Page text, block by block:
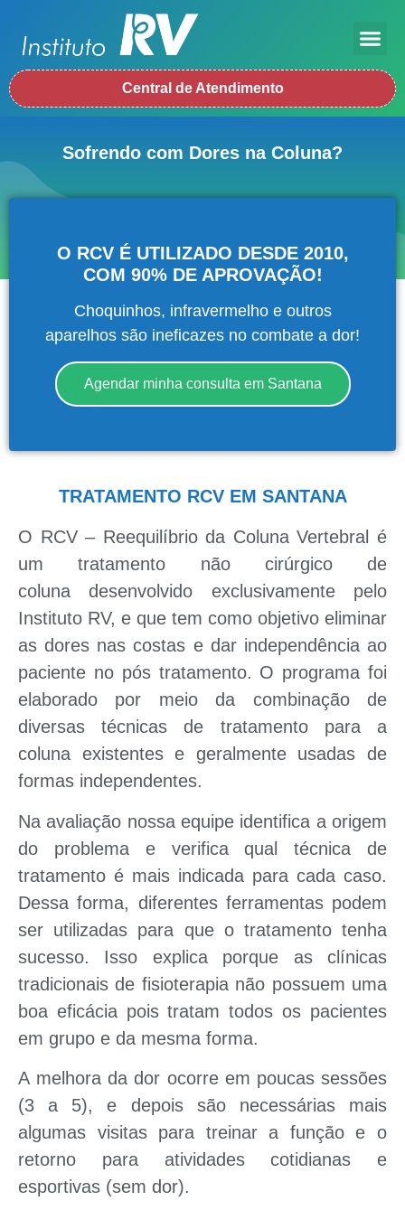
Central de Atendimento
Sofrendo com Dores na Coluna?
O RCV É UTILIZADO DESDE 2010,
COM 90% DE APROVAÇÃO!
Choquinhos, infravermelho e outros
aparelhos são ineficazes no combate a dor!
Agendar minha consulta em Santana
TRATAMENTO RCV EM SANTANA
O RCV – Reequilíbrio da Coluna Vertebral é
umtratamento não cirúrgico de
coluna desenvolvido exclusivamente pelo
Instituto RV, e que tem como objetivo eliminar
asdores nas costas e dar independência ao
paciente no pós tratamento. O programa foi
elaborado por meio da combinação de
diversas técnicas de tratamento para a
coluna existentes e geralmente usadas de
formas independentes.
Na avaliação nossa equipe identifica a origem
do problemae verifica qual técnica de
tratamento é mais indicada para cada caso.
Dessa forma, diferentes ferramentaspodem
ser utilizadas para que o tratamento tenha
sucesso. Isso explica porque as clínicas
tradicionais de fisioterapia não possuem uma
boa eficácia pois tratam todos os pacientes
em grupo e da mesma forma.
A melhora da dor ocorre em poucas sessões
(3 a 5), e depois são necessárias mais
algumas visitas para treinar a função e o
retorno para atividades cotidianas e
esportivas (sem dor).